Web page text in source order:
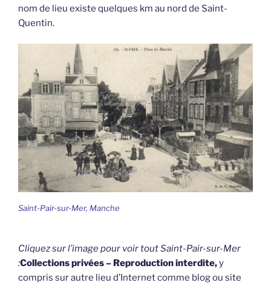
nom de lieu existe quelques km au nord de Saint-
Quentin.
Saint-Pair-sur-Mer, Manche
Cliquez sur l’image pour voir tout Saint-Pair-sur-Mer
:Collections privées – Reproduction interdite,y
compris sur autre lieu d’Internet comme blog ou site